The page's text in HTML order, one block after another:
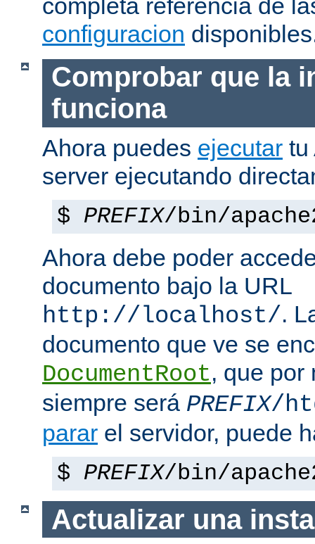
completa referencia de
configuracion
Comprobar que la
funciona
Ahora puedes ejecutar tu
server ejecutando
$ PREFIX/bin/
Ahora debe poder
documento bajo la URL
http://localhost/.
documento que ve se
DocumentRoot, que por
siempre será PREFIX/
parar el servidor, puede
$ PREFIX/bin/
Actualizar una